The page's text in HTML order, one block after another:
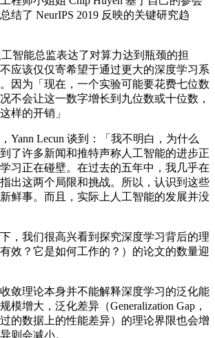
结了 NeurIPS 2019 反映的关键研究趋
智能总监表达了对算力达到瓶颈的担
应该仅仅寄希望于通过更大的深度学习系
因为「现在，一个实验可能要花费七位数
不会让这一数字增长到九位数或十位数，
样的开销」
Lecun 谈到：「我不明白，为什么
了许多新闻和推特声称人工智能的进步正
习正在碰壁。在过去的五年中，我几乎在
出这两个局限和挑战。所以，认识到这些
鲜事。而且，实际上人工智能的发展并没
我们很高兴看到探究深度学习背后的理
效？它是如何工作的？）的论文的数量迎
理论本身并不能解释深度学习的泛化能
模增大，泛化差异（Generalization Gap，
的数据上的性能差异）的理论界限也会增
则会减小。